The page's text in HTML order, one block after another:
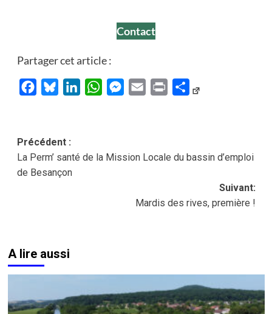
Contact
Partager cet article :
FacebookBlueskyLinkedInWhatsAppMessenger
Email Print Partager
Navigation
d’article
Précédent :
La Perm’ santé de la Mission Locale du bassin d’emploi
de Besançon
Suivant:
Mardis des rives, première !
A lire aussi